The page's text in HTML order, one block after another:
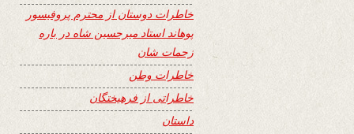
خاطرات دوستان از محترم پروفیسور
پوهاند استاد میرحسین شاه در باره
زحمات شان
خاطرات وطن
خاطراتی از فرهیختگان
داستان